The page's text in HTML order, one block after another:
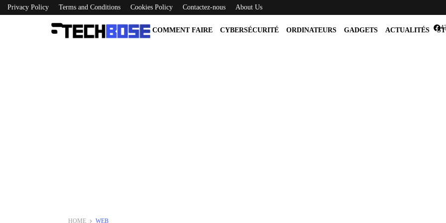
Privacy Policy Terms and Conditions Cookies Policy Contactez-nous About Us
COMMENT FAIRE CYBERSÉCURITÉ ORDINATEURS GADGETS ACTUALITÉS
HOME WEB